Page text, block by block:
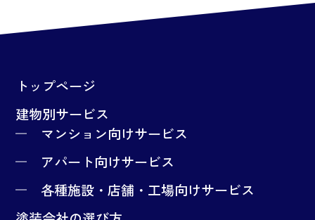
トップページ
建物別サービス
マンション向けサービス
アパート向けサービス
各種施設・店舗・工場向けサービス